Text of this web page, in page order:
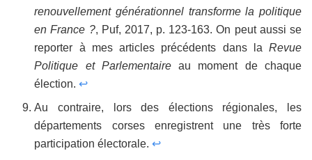
renouvellement générationnel transforme la politique
en France ?, Puf, 2017, p. 123-163. On peut aussi se
reporter à mes articles précédents dans la Revue
Politique et Parlementaireau moment de chaque
élection. ↩
Au contraire, lors des élections régionales, les
départements corses enregistrent une très forte
participation électorale. ↩